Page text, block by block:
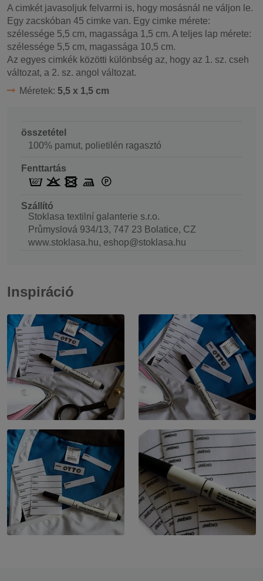
A cimkét javasoljuk felvarrni is, hogy mosásnál ne váljon le.
Egy zacskóban 45 cimke van. Egy cimke mérete:
szélessége 5,5 cm, magassága 1,5 cm. A teljes lap mérete:
szélessége 5,5 cm, magassága 10,5 cm.
Az egyes cimkék közötti különbség az, hogy az 1. sz. cseh
változat, a 2. sz. angol változat.
Méretek: 5,5 x 1,5 cm
összetétel
100% pamut, polietilén ragasztó
Fenttartás
Szállító
Stoklasa textilní galanterie s.r.o.
Průmyslová 934/13, 747 23 Bolatice, CZ
www.stoklasa.hu, eshop@stoklasa.hu
Inspiráció